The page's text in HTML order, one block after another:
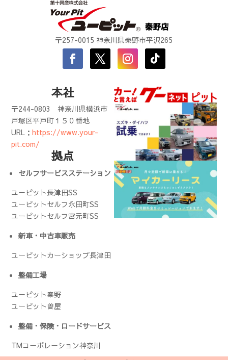
〒257-0015 神奈川県秦野市平沢265
本社
〒244-0803神奈川県横浜市
戸塚区平戸町１５０番地
URL：https://www.your-
pit.com/
拠点
セルフサービスステーション
ユーピット長津田SS
ユーピットセルフ永田町SS
ユーピットセルフ宮元町SS
新車・中古車販売
ユーピットカーショップ長津田
整備工場
ユーピット秦野
ユーピット曽屋
整備・保険・ロードサービス
TMコーポレーション神奈川